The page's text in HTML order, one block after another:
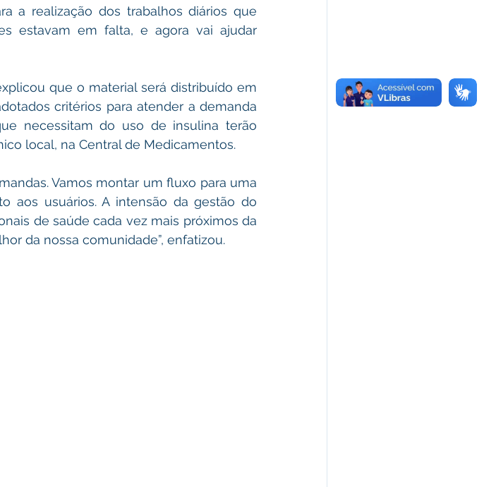
a realização dos trabalhos diários que
estavam em falta, e agora vai ajudar
que o material será distribuído em
critérios para atender a demanda
necessitam do uso de insulina terão
local, na Central de Medicamentos.
Vamos montar um fluxo para uma
aos usuários. A intensão da gestão do
de saúde cada vez mais próximos da
da nossa comunidade”, enfatizou.